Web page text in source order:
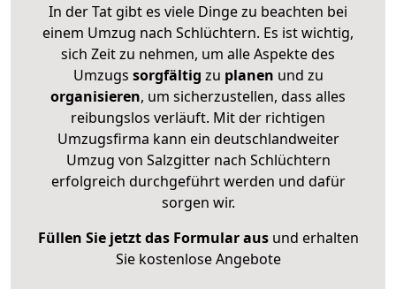
In der Tat gibt es viele Dinge zu beachten bei
einem Umzug nach Schlüchtern. Es ist wichtig,
sich Zeit zu nehmen, um alle Aspekte des
Umzugs sorgfältig zu planen und zu
organisieren, um sicherzustellen, dass alles
reibungslos verläuft. Mit der richtigen
Umzugsfirma kann ein deutschlandweiter
Umzug von Salzgitter nach Schlüchtern
erfolgreich durchgeführt werden und dafür
sorgen wir.
Füllen Sie jetzt das Formular ausund erhalten
Sie kostenlose Angebote